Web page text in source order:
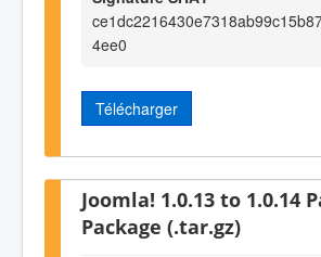
4ee0
Télécharger
Joomla! 1.0.13 to 1.0.14
Package (.tar.gz)